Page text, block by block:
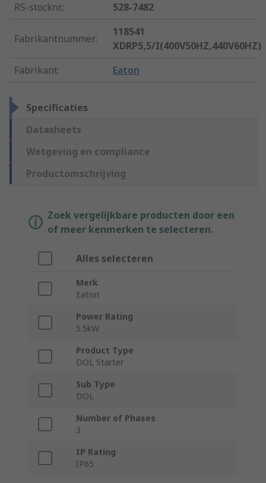
RS-stocknr.: 528-7482
Fabrikantnummer:
118541
XDRP5,5/I(400V50HZ,440V60HZ)
Fabrikant: Eaton
Specificaties
Datasheets
Wetgeving en compliance
Productomschrijving
Zoek vergelijkbare producten door een
of meer kenmerken te selecteren.
Alles selecteren
Merk
Eaton
Power Rating
5.5kW
Product Type
DOL Starter
Sub Type
DOL
Number of Phases
3
IP Rating
IP65